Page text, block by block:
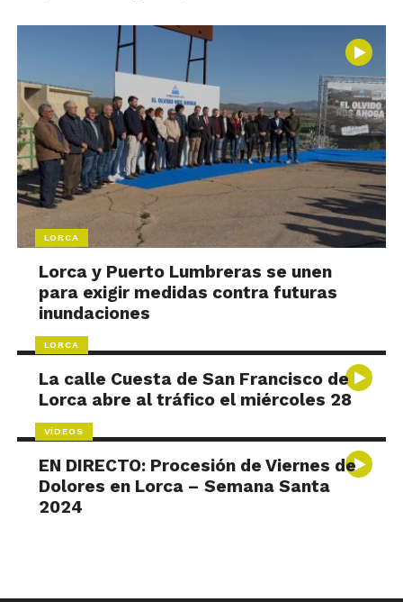
LORCA
Lorca y Puerto Lumbreras se unen
para exigir medidas contra futuras
inundaciones
LORCA
La calle Cuesta de San Francisco de
Lorca abre al tráfico el miércoles 28
VÍDEOS
EN DIRECTO: Procesión de Viernes de
Dolores en Lorca – Semana Santa
2024